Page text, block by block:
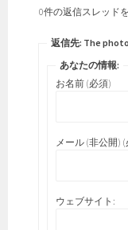
0件の返信スレッド
返信先: The
あなたの情報:
お名前 (必須)
メール (非公開) (
ウェブサイト: